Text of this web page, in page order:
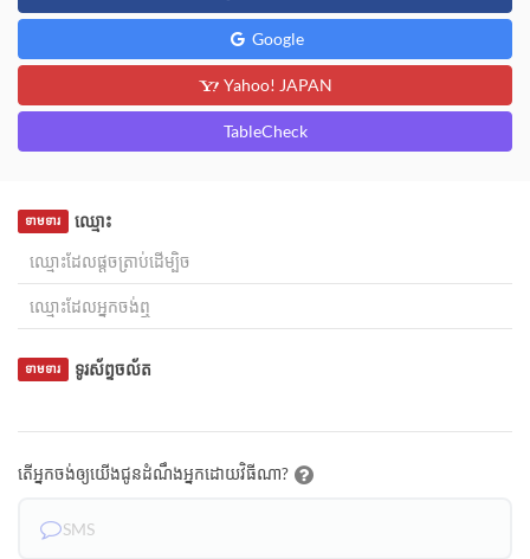
Google
Yahoo! JAPAN
TableCheck
ឈ្មោះ
ទាមទារ
ទូរស័ព្ទចល័ត
ទាមទារ
តើអ្នកចង់ឲ្យយើងជូនដំណឹងអ្នកដោយវិធីណា?
SMS